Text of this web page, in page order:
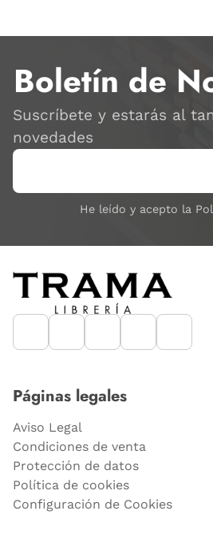
Boletín de
Suscríbete y estarás al
novedades
He leído y acepto la
Páginas legales
Aviso Legal
Condiciones de venta
Protección de datos
Política de cookies
Configuración de Cookies